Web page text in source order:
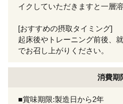
イクしていただきますと一層
[おすすめの摂取タイミング]
起床後やトレーニング前後、
でお召し上がりください。
消費期
■賞味期限:製造日から2年